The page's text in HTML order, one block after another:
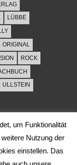
LÜBBE
ORIGINAL
ROCK
ULLSTEIN
um Funktionalität
Nutzung der
einstellen. Das